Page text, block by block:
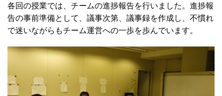
各回の授業では、チームの進捗報告を行いました。進捗報
告の事前準備として、議事次第、議事録を作成し、不慣れ
で迷いながらもチーム運営への一歩を歩んでいます。